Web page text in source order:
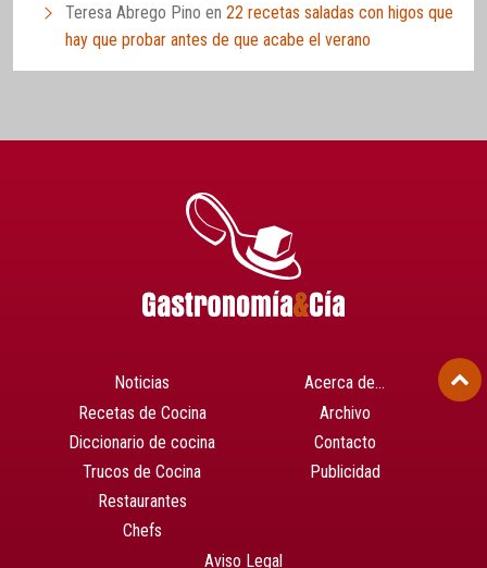
Teresa Abrego Pino en 22 recetas saladas con higos que
hay que probar antes de que acabe el verano
Noticias
Recetas de Cocina
Diccionario de cocina
Trucos de Cocina
Restaurantes
Chefs
Acerca de…
Archivo
Contacto
Publicidad
Aviso Legal